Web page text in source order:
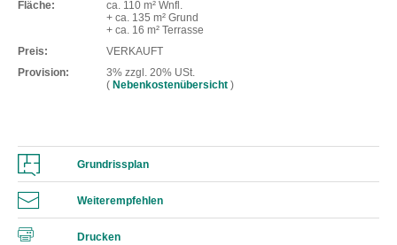
Fläche
ca. 110 m² Wnfl.
+ ca. 135 m² Grund
+ ca. 16 m² Terrasse
Preis
VERKAUFT
Provision
3% zzgl. 20% USt.
( Nebenkostenübersicht )
Grundrissplan
Weiterempfehlen
Drucken